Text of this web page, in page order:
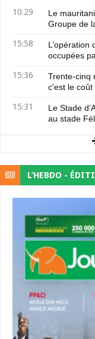
10:29
Le
Groupe de
15:58
occupées
15:36
Trente-cinq
c'est le coût
15:31
Le Stade
au stade
L’HEBDO -